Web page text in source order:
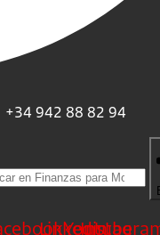
+34 942 88 82 94
Linkedin
Youtube